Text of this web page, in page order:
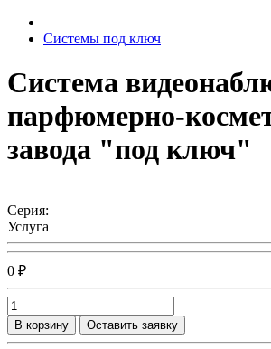
Системы под ключ
Система
парфюмерно-
завода "под ключ"
Серия:
Услуга
0 ₽
В корзину Оставить заявку